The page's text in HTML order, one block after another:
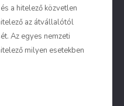
a hitelező közvetlen
az átvállalótól
. Az egyes nemzeti
milyen esetekben